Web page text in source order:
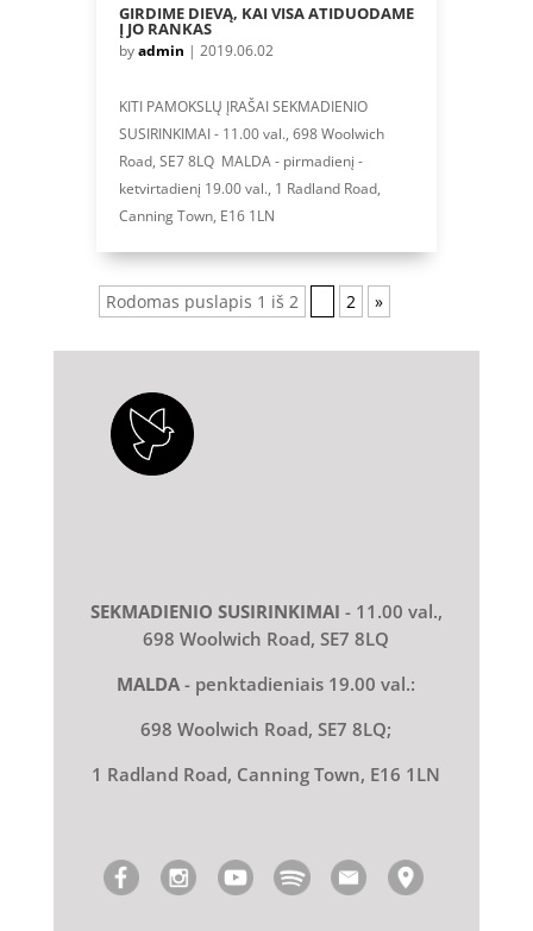
GIRDIME DIEVĄ, KAI VISA ATIDUODAME
Į JO RANKAS
byadmin | 2019.06.02
KITI PAMOKSLŲ ĮRAŠAI SEKMADIENIO
SUSIRINKIMAI - 11.00 val., 698 Woolwich
Road, SE7 8LQ MALDA - pirmadienį -
ketvirtadienį 19.00 val., 1 Radland Road,
Canning Town, E16 1LN
Rodomas puslapis 1 iš 2 2 »
SEKMADIENIO SUSIRINKIMAI - 11.00 val.,
698 Woolwich Road, SE7 8LQ
MALDA- penktadieniais 19.00 val.:
698 Woolwich Road, SE7 8LQ;
1 Radland Road, Canning Town, E16 1LN